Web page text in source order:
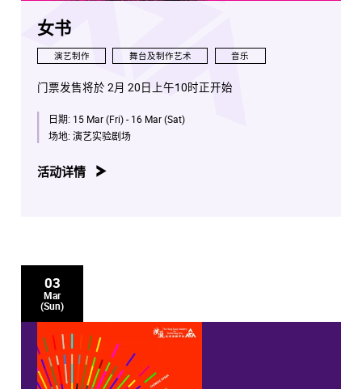
女书
演艺制作 舞台及制作艺术 音乐
门票发售将於 2月 20日上午10时正开始
日期: 15 Mar (Fri) - 16 Mar (Sat)
场地: 演艺实验剧场
活动详情
03
Mar
(Sun)